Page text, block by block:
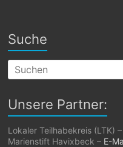
Suche
Unsere Partner:
Lokaler Teilhabekreis (LTK) –
Marienstift Havixbeck – E-